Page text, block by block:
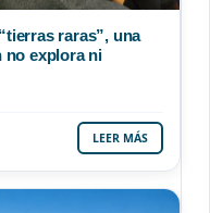
raras”, una
no explora ni
LEER MÁS